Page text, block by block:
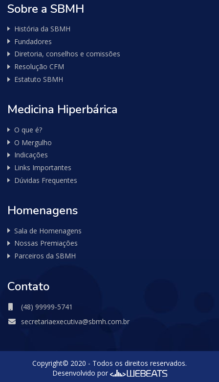
Sobre a SBMH
História da SBMH
Fundadores
Diretoria, conselhos e comissões
Resolução CFM
Estatuto SBMH
Medicina Hiperbárica
O que é?
O Mergulho
Indicações
Links Importantes
Dúvidas Frequentes
Homenagens
Sala de Homenagens
Nossas Premiações
Parceiros da SBMH
Contato
(48) 99999-5741
secretariaexecutiva@sbmh.com.br
Copyright© 2020 - Todos os direitos reservados.
Desenvolvido por